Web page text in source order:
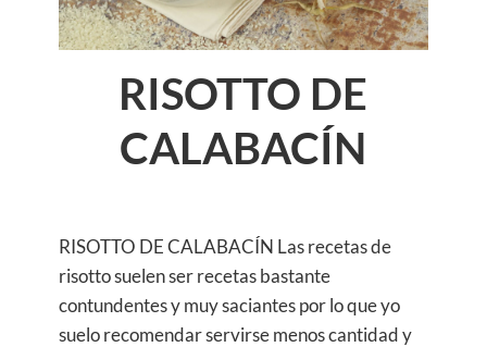
RISOTTO DE
CALABACÍN
RISOTTO DE CALABACÍN Las recetas de
risotto suelen ser recetas bastante
contundentes y muy saciantes por lo que yo
suelo recomendar servirse menos cantidad y